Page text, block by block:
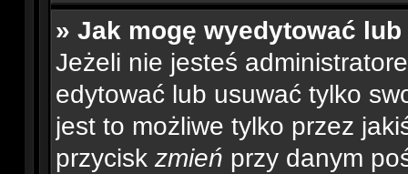
» Jak mogę wyedytować
Jeżeli nie jesteś
edytować lub usuwać tylko
jest to możliwe tylko przez
przycisk zmień przy danym